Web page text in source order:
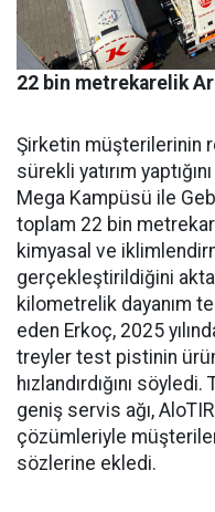
22 bin metrekarelik
Şirketin müşterilerinin
sü­rekli yatırım
Mega Kampü­sü ile
toplam 22 bin
kimyasal ve
gerçekleştirildiğini
kilometrelik dayanım
eden Er­koç, 2025
treyler test pisti­nin
hızlandırdığını
geniş ser­vis ağı,
çözümleriyle
sözlerine ekledi.